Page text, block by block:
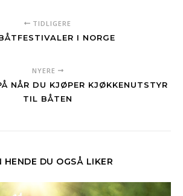
TIDLIGERE
I NORGE
NYERE
NÅR DU KJØPER KJØKKENUTSTYR
TIL BÅTEN
HENDE DU OGSÅ LIKER